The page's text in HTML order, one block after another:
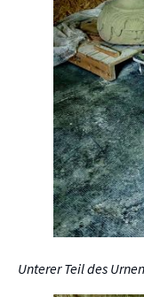
Unterer Teil des